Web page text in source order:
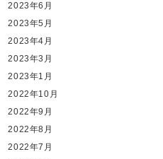
2023年6月
2023年5月
2023年4月
2023年3月
2023年1月
2022年10月
2022年9月
2022年8月
2022年7月